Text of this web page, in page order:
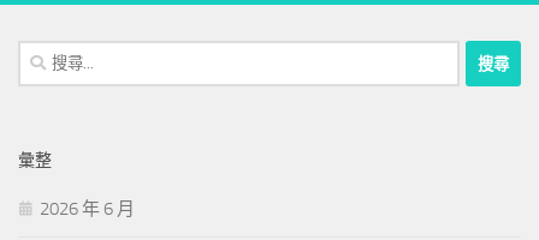
搜
尋
字:
彙整
2026 年 6 月